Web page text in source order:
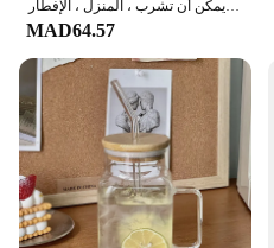
كوب زجاجي مع غطاء من الخيزران ، كولا كوب ماء للشراب البارد ، القهوة ، الحليب ، العصير ، القش ، البيرة ، يمكن أن تشرب ، المنزل ، الإفطار ، C Up ، 300 مللي ، 550 مللي
MAD64.57